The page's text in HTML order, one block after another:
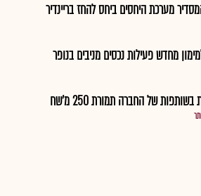
מערכת היחסים ביחס להחז בריינדיר
מחדש פעילות נכסים מניבים בנופר
של החברה תמורת 250 מ'שח